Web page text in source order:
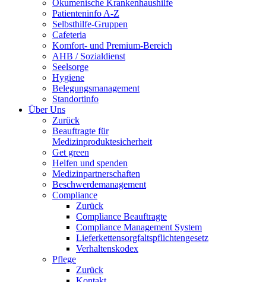
Ökumenische Krankenhaushilfe
Patienteninfo A-Z
Selbsthilfe-Gruppen
Cafeteria
Komfort- und Premium-Bereich
AHB / Sozialdienst
Seelsorge
Hygiene
Belegungsmanagement
Standortinfo
Über Uns
Zurück
Beauftragte für
Medizinproduktesicherheit
Get green
Helfen und spenden
Medizinpartnerschaften
Beschwerdemanagement
Compliance
Zurück
Compliance Beauftragte
Compliance Management System
Lieferkettensorgfaltspflichtengesetz
Verhaltenskodex
Pflege
Zurück